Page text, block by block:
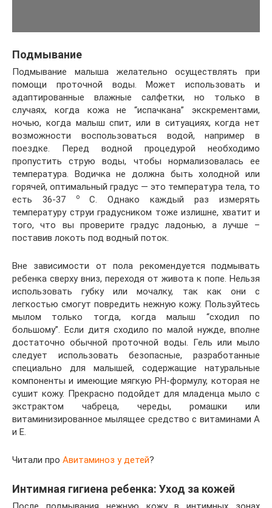
Подмывание
Подмывание малыша желательно осуществлять при
помощи проточной воды. Может использовать и
адаптированные влажные салфетки, но только в
случаях, когда кожа не “испачкана” экскрементами,
ночью, когда малыш спит, или в ситуациях, когда нет
возможности воспользоваться водой, например в
поездке. Перед водной процедурой необходимо
пропустить струю воды, чтобы нормализовалась ее
температура. Водичка не должна быть холодной или
горячей, оптимальный градус — это температура тела, то
есть 36-37
о С. Однако каждый раз измерять
температуру струи градусником тоже излишне, хватит и
того, что вы проверите градус ладонью, а лучше –
поставив локоть под водный поток.
Вне зависимости от пола рекомендуется подмывать
ребенка сверху вниз, переходя от живота к попе. Нельзя
использовать губку или мочалку, так как они с
легкостью смогут повредить нежную кожу. Пользуйтесь
мылом только тогда, когда малыш “сходил по
большому”. Если дитя сходило по малой нужде, вполне
достаточно обычной проточной воды. Гель или мыло
следует использовать безопасные, разработанные
специально для малышей, содержащие натуральные
компоненты и имеющие мягкую РН-формулу, которая не
сушит кожу. Прекрасно подойдет для младенца мыло с
экстрактом чабреца, череды, ромашки или
витаминизированное мылящее средство с витаминами А
и Е.
Читали про Авитаминоз у детей?
Интимная гигиена ребенка: Уход за кожей